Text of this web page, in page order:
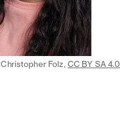
Christopher Folz, CC BY SA 4.0